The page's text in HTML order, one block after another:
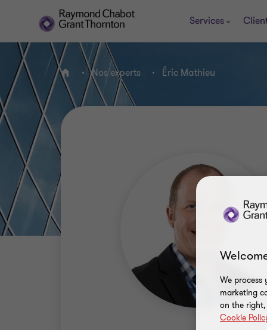
Services
ACCUEILNos experts Éric Mathieu
We process
marketing
on the
Cookie